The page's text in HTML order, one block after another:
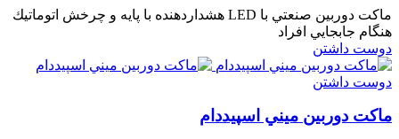
ماكت دوربين صنعتي با LED هشداردهنده با پايه و چرخش اتوماتيك
هنگام جابجايي افراد
دوست داشتن
دوست داشتن
ماكت دوربين ميني اسپيددام